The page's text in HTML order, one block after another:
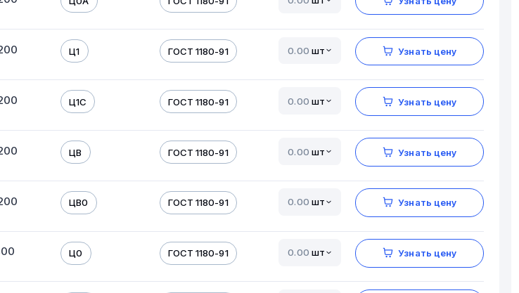
Ц1 ГОСТ 1180-91 шт Узнать цену
Ц1С ГОСТ 1180-91 шт Узнать цену
ЦВ ГОСТ 1180-91 шт Узнать цену
ЦВ0 ГОСТ 1180-91 шт Узнать цену
Ц0 ГОСТ 1180-91 шт Узнать цену